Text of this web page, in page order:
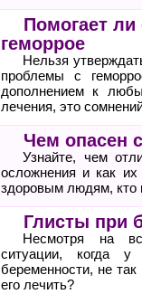
Помогает
геморрое
Нельзя
проблемы с
дополнением к
лечения, это
Чем опасен
Узнайте, чем
осложнения и как
здоровым людям, кто
Глисты при
Несмотря на
ситуации, когда
беременности, не
его лечить?